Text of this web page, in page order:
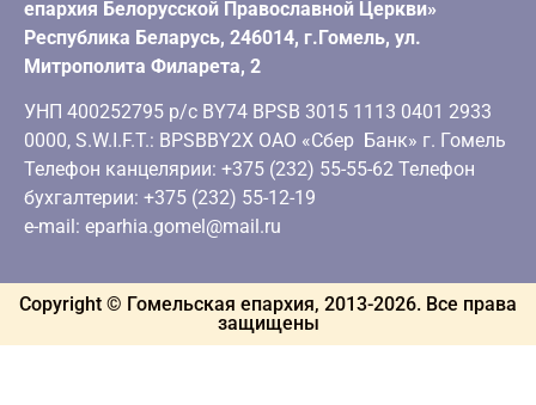
епархия Белорусской Православной Церкви»
Республика Беларусь, 246014, г.Гомель, ул.
Митрополита Филарета, 2
УНП 400252795 р/с BY74 BPSB 3015 1113 0401 2933
0000, S.W.I.F.T.: BPSBBY2X ОАО «Сбер Банк» г. Гомель
Телефон канцелярии: +375 (232) 55-55-62 Телефон
бухгалтерии: +375 (232) 55-12-19
e-mail: eparhia.gomel@mail.ru
Copyright © Гомельская епархия, 2013-2026. Все права
защищены